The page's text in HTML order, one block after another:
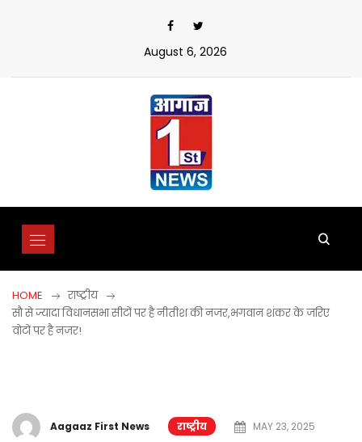
August 6, 2026
HOME
राष्ट्रीय
सौ से ज्यादा विधानसभा सीटों पर है नीतीश की नजर,भगवान शंकर के जरिए
वोटों पर है नजर!
Aagaaz First News राष्ट्रीय
MAY 23, 2025